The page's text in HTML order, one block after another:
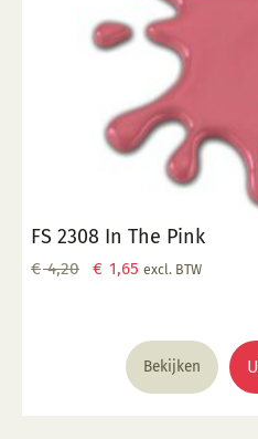
FS 2308 In The Pink
€4,20
Oorspronkelijke
€ 4,20.
€ 1,65 Huidige
€ 1,65.
excl. BTW
Bekijken